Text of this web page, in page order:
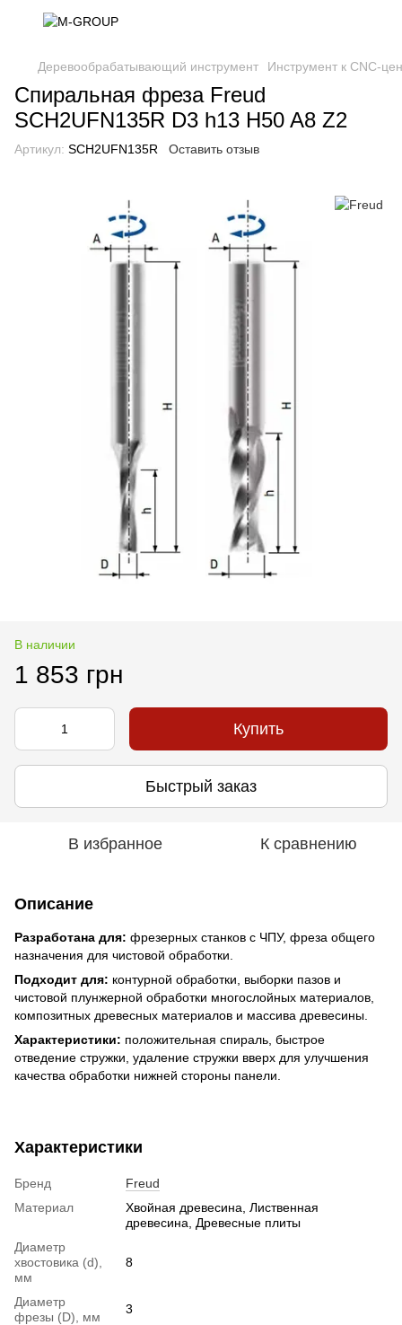
Деревообрабатывающий инструмент Инструмент к CNC-
Спиральная фреза Freud
SCH2UFN135R D3 h13 H50 A8 Z2
Артикул: SCH2UFN135R Оставить отзыв
В наличии
1 853 грн
Купить
Быстрый заказ
В избранное К сравнению
Описание
Разработана для: фрезерных станков с ЧПУ, фреза общего
назначения для чистовой обработки.
Подходит для: контурной обработки, выборки пазов и
чистовой плунжерной обработки многослойных материалов,
композитных древесных материалов и массива древесины.
Характеристики: положительная спираль, быстрое
отведение стружки, удаление стружки вверх для улучшения
качества обработки нижней стороны панели.
Характеристики
Бренд
Freud
Материал
Хвойная древесина, Лиственная
древесина, Древесные плиты
Диаметр
хвостовика (d),
мм
8
Диаметр
фрезы (D), мм
3